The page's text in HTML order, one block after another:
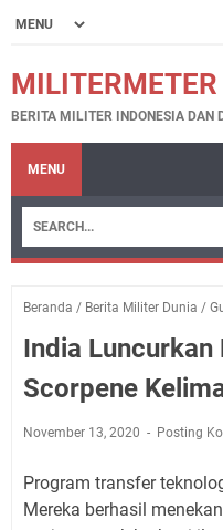
MILITERMETER
BERITA MILITER INDONESIA DAN
MENU
Beranda / Berita Militer Dunia /
India Luncurkan
Scorpene
November 13, 2020 Posting
Program transfer
Mereka berhasil